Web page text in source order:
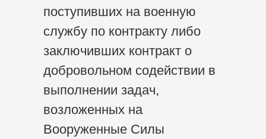
поступивших на военную
службу по контракту либо
заключивших контракт о
добровольном содействии в
выполнении задач,
возложенных на
Вооруженные Силы